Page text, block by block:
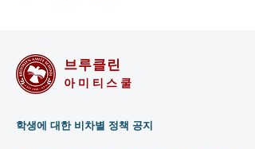
브루클린
아미티스쿨
학생에 대한 비차별 정책 공지